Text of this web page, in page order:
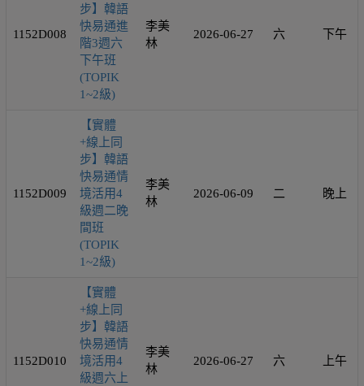
1152D008
步】韓語
快易通進
階3週六
下午班
(TOPIK
1~2級)
李美
林
2026-06-27 六 下午
1152D009
【實體
+線上同
步】韓語
快易通情
境活用4
級週二晚
間班
(TOPIK
1~2級)
李美
林
2026-06-09 二 晚上
1152D010
【實體
+線上同
步】韓語
快易通情
境活用4
級週六上
李美
林
2026-06-27 六 上午